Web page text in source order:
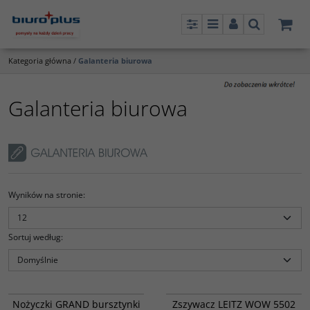
PanelMenuPanelSzukaj
Kategoria główna / Galanteria biurowa
Galanteria biurowa
Wyników na stronie:
Sortuj według:
Nożyczki GRAND bursztynki
Zszywacz LEITZ WOW 5502